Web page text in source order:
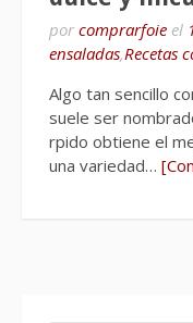
por comprarfoie el
ensaladas,Recetas
Algo tan sencillo
suele ser
rpido obtiene el
una variedad…